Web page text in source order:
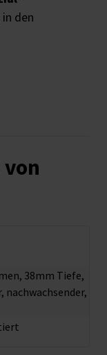
den
38mm Tiefe,